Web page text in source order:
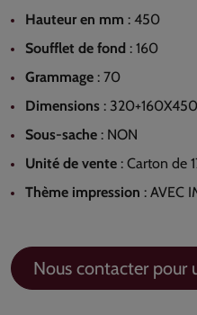
Hauteur en mm : 450
Soufflet de fond : 160
Grammage : 70
Dimensions : 320+160X450
Sous-sache : NON
Unité de vente : Carton de
Thème impression : AVEC
Nous contacter pour